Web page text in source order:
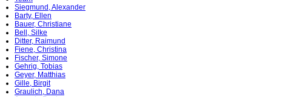
Siegmund, Alexander
Barty, Ellen
Bauer, Christiane
Bell, Silke
Ditter, Raimund
Fiene, Christina
Fischer, Simone
Gehrig, Tobias
Geyer, Matthias
Gille, Birgit
Graulich, Dana